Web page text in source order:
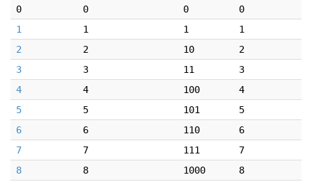
0
0 0
0
1
1 1
1
2
2 10
2
3
3 11
3
4
4 100
4
5
5 101
5
6
6 110
6
7
7 111
7
8
8 1000
8